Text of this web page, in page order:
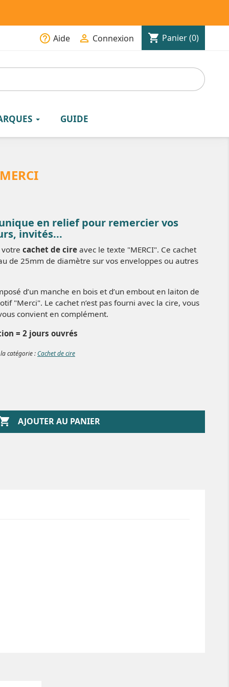
help_outline Aide  Connexion shopping_cart Panier(0)
GUIDE
en relief pour remercier vos
invités...
votre cachet de cire avec le texte "MERCI". Ce cachet
de 25mm de diamètre sur vos enveloppes ou autres
d’un manche en bois et d’un embout en laiton de
"Merci". Le cachet n’est pas fourni avec la cire, vous
convient en complément.
= 2 jours ouvrés
catégorie :Cachet de cire
AJOUTER AU PANIER